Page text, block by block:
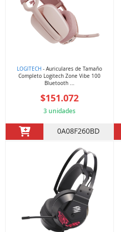
LOGITECH - Auriculares de Tamaño
Completo Logitech Zone Vibe 100
Bluetooth ...
$151.072
3 unidades
0A08F260BD